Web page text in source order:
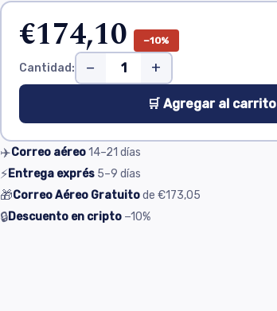
€174,10 −10%
Cantidad: − +
🛒 Agregar al carrito
✈️Correo aéreo14–21 días
⚡Entrega exprés 5–9 días
🎁Correo Aéreo Gratuitode €173,05
🔒Descuento en cripto −10%